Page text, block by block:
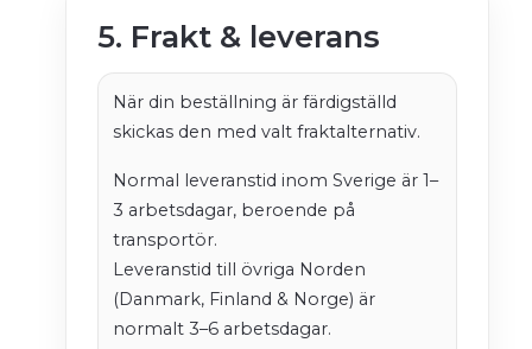
5. Frakt & leverans
När din beställning är färdigställd
skickas den med valt fraktalternativ.
Normal leveranstid inom Sverige är 1–
3 arbetsdagar, beroende på
transportör.
Leveranstid till övriga Norden
(Danmark, Finland & Norge) är
normalt 3–6 arbetsdagar.